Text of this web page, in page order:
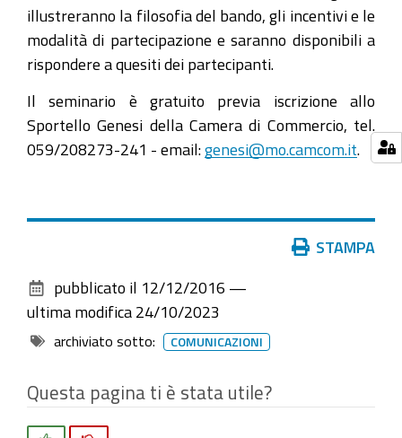
illustreranno la filosofia del bando, gli incentivi e le
modalità di partecipazione e saranno disponibili a
rispondere a quesiti dei partecipanti.
Il seminario è gratuito previa iscrizione allo
Sportello Genesi della Camera di Commercio, tel.
059/208273-241 - email: genesi@mo.camcom.it
documento
STAMPA
pubblicato il 12/12/2016 —
ultima modifica 24/10/2023
archiviato sotto: COMUNICAZIONI
Questa pagina ti è stata utile?